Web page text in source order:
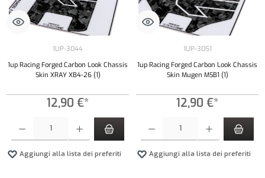
1UP-3044
1up Racing Forged Carbon Look Chassis
Skin XRAY XB4-26 (1)
12,90 €*
Aggiungi alla lista dei preferiti
1UP-3051
1up Racing Forged Carbon Look Chassis
Skin Mugen MSB1 (1)
12,90 €*
Aggiungi alla lista dei preferiti